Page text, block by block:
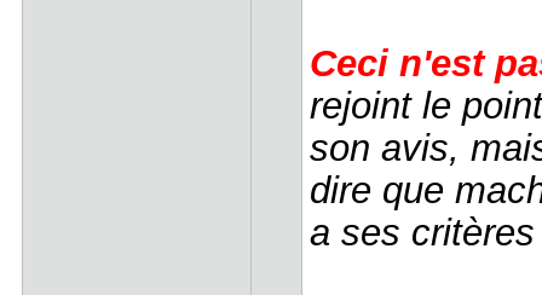
Ceci n'est
rejoint le
son avis,
dire que
a ses